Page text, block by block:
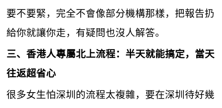
要不要緊，完全不會像部分機構那樣，把報告扔
給你就讓你走，有疑問也沒人解答。
三、香港人專屬北上流程：半天就能搞定，當天
往返超省心
很多女生怕深圳的流程太複雜，要在深圳待好幾